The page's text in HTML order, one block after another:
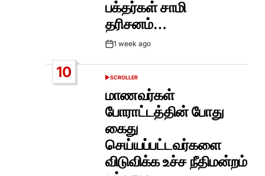
பக்தர்கள் சாமி
தரிசனம்…
Post1 week ago
10
POSTED
SCROLLER
மாணவர்கள்
போராட்டத்தின் போது
கைது
செய்யப்பட்டவர்களை
விடுவிக்க உச்ச நீதிமன்றம்